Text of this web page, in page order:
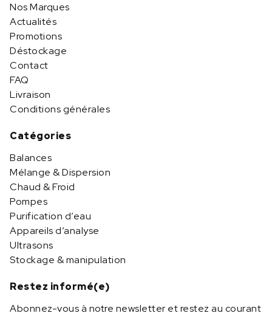
Nos Marques
Actualités
Promotions
Déstockage
Contact
FAQ
Livraison
Conditions générales
Catégories
Balances
Mélange & Dispersion
Chaud & Froid
Pompes
Purification d’eau
Appareils d’analyse
Ultrasons
Stockage & manipulation
Restez informé(e)
Abonnez-vous à notre newsletter et restez au courant